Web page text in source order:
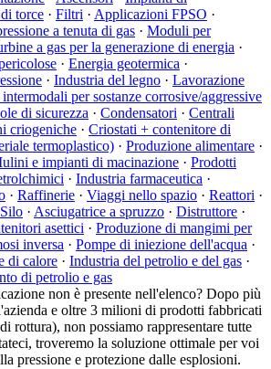
torce · Filtri · Applicazioni FPSO ·
a tenuta di gas · Moduli per
a gas per la generazione di energia ·
· Energia geotermica ·
· Industria del legno · Lavorazione
per sostanze corrosive/aggressive
di sicurezza · Condensatori · Centrali
criogeniche · Criostati + contenitore di
termoplastico) · Produzione alimentare ·
e impianti di macinazione · Prodotti
· Industria farmaceutica ·
· Raffinerie · Viaggi nello spazio · Reattori ·
Silo · Asciugatrice a spruzzo · Distruttore ·
asettici · Produzione di mangimi per
inversa · Pompe di iniezione dell'acqua ·
di calore · Industria del petrolio e del gas ·
di petrolio e gas
non è presente nell'elenco? Dopo più
e oltre 3 milioni di prodotti fabbricati
rottura), non possiamo rappresentare tutte
troveremo la soluzione ottimale per voi
pressione e protezione dalle esplosioni.